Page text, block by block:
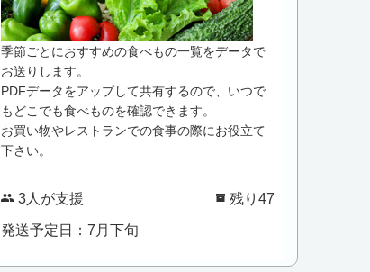
季節ごとにおすすめの食べもの一覧をデータで
お送りします。
PDFデータをアップして共有するので、いつで
もどこでも食べものを確認できます。
お買い物やレストランでの食事の際にお役立て
下さい。
3人が支援 残り47
発送予定日：7月下旬